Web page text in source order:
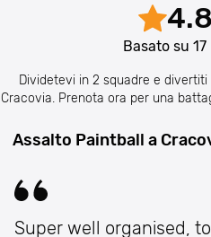
Basato su 17
Dividetevi in 2 squadre e
Cracovia. Prenota ora per una
Assalto Paintball a
Super well organised,